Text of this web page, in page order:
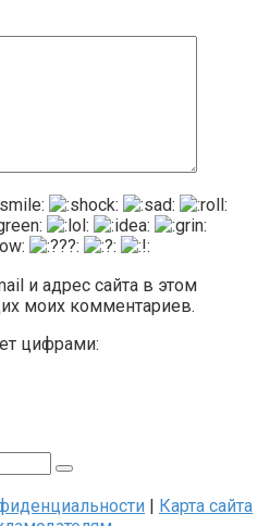
и адрес сайта в этом
моих комментариев.
цифрами:
| Карта сайта